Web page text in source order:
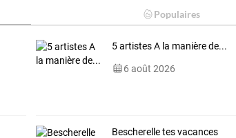
Populaires
5 artistes A la manière de...
6 août 2026
Bescherelle tes vacances